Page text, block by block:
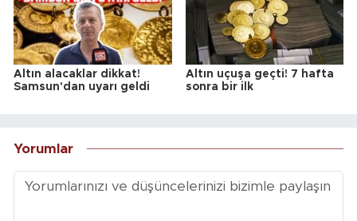
Altın alacaklar dikkat!
Samsun'dan uyarı geldi
Altın uçuşa geçti! 7 hafta
sonra bir ilk
Yorumlar